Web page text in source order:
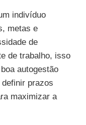
indivíduo
metas e
de
de trabalho, isso
autogestão
prazos
maximizar a